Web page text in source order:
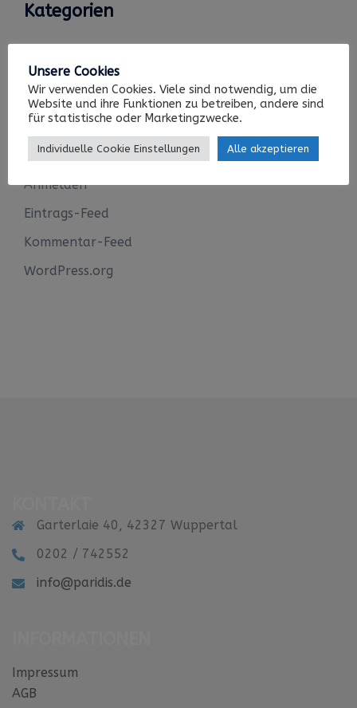
Kategorien
Keine Kategorien
Meta
Anmelden
Eintrags-Feed
Kommentar-Feed
WordPress.org
Garterlaie 40, 42327 Wuppertal
0202 / 742552
info@paridis.de
Impressum
AGB
Unsere Cookies
Wir verwenden Cookies. Viele sind notwendig, um die
Website und ihre Funktionen zu betreiben, andere sind
für statistische oder Marketingzwecke.
Individuelle Cookie Einstellungen Alle akzeptieren